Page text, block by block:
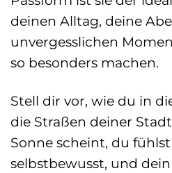
deinen Alltag, deine
unvergesslichen
so besonders machen.
Stell dir vor, wie du in
die Straßen deiner
Sonne scheint, du
selbstbewusst, und